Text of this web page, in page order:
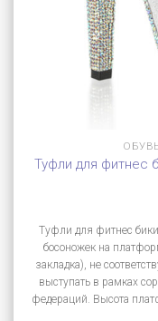
Туфли для фитнес
Туфли для фитнес
босоножек на
закладка), не
выступать в рамках
федераций. Высота